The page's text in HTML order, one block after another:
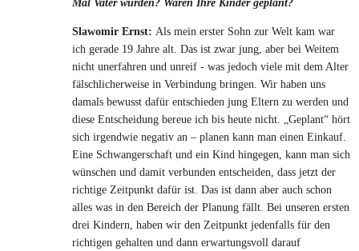
Mal Vater wurden? Waren Ihre Kinder geplant?
Slawomir Ernst: Als mein erster Sohn zur Welt kam war
ich gerade 19 Jahre alt. Das ist zwar jung, aber bei Weitem
nicht unerfahren und unreif - was jedoch viele mit dem Alter
fälschlicherweise in Verbindung bringen. Wir haben uns
damals bewusst dafür entschieden jung Eltern zu werden und
diese Entscheidung bereue ich bis heute nicht. „Geplant“ hört
sich irgendwie negativ an – planen kann man einen Einkauf.
Eine Schwangerschaft und ein Kind hingegen, kann man sich
wünschen und damit verbunden entscheiden, dass jetzt der
richtige Zeitpunkt dafür ist. Das ist dann aber auch schon
alles was in den Bereich der Planung fällt. Bei unseren ersten
drei Kindern, haben wir den Zeitpunkt jedenfalls für den
richtigen gehalten und dann erwartungsvoll darauf